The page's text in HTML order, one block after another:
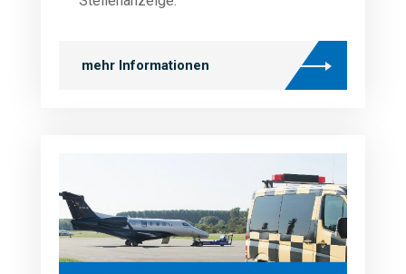
mehr Informationen